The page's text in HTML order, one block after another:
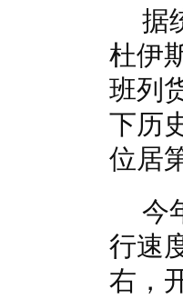
据
杜伊
班列
下历
位居
今
行速
右，